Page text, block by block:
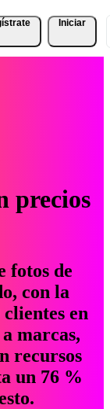
Iniciar
precios
fotos de
con la
en
marcas,
recursos
un 76 %